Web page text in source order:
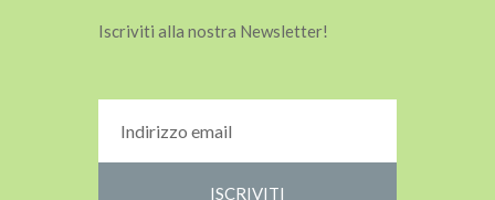
Iscriviti alla nostra Newsletter!